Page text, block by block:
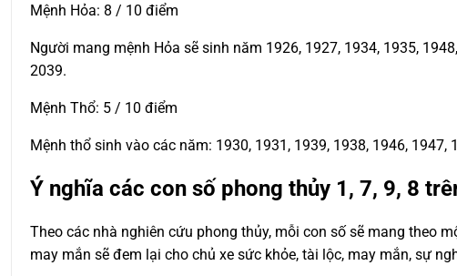
Mệnh Hỏa: 8 / 10 điểm
Người mang mệnh Hỏa sẽ sinh năm 1926, 1927, 1934, 1935,
2039.
Mệnh Thổ: 5 / 10 điểm
Mệnh thổ sinh vào các năm: 1930, 1931, 1939, 1938, 1946,
Ý nghĩa các con số phong thủy 1, 7, 9, 8
Theo các nhà nghiên cứu phong thủy, mỗi con số sẽ mang theo
may mắn sẽ đem lại cho chủ xe sức khỏe, tài lộc, may mắn, sự